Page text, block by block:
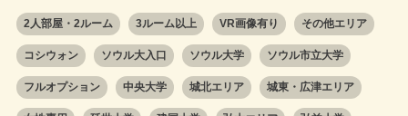
2人部屋・2ルーム 3ルーム以上 VR画像有り その他エリア
コシウォン ソウル大入口 ソウル大学 ソウル市立大学
フルオプション 中央大学 城北エリア 城東・広津エリア